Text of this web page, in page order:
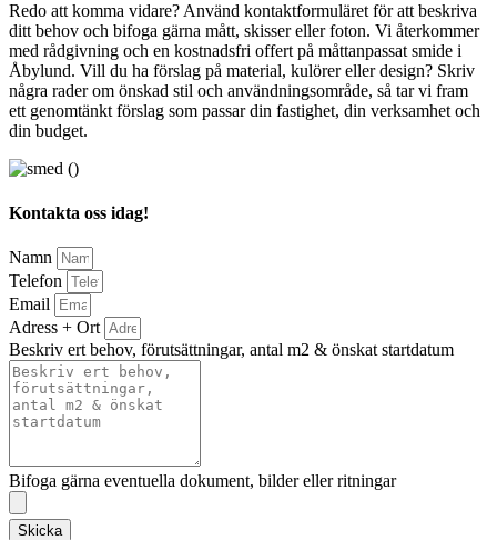
Redo att komma vidare? Använd kontaktformuläret för att beskriva
ditt behov och bifoga gärna mått, skisser eller foton. Vi återkommer
med rådgivning och en kostnadsfri offert på måttanpassat smide i
Åbylund. Vill du ha förslag på material, kulörer eller design? Skriv
några rader om önskad stil och användningsområde, så tar vi fram
ett genomtänkt förslag som passar din fastighet, din verksamhet och
din budget.
Kontakta oss idag!
Namn
Telefon
Email
Adress + Ort
Beskriv ert behov, förutsättningar, antal m2 & önskat startdatum
Bifoga gärna eventuella dokument, bilder eller ritningar
Skicka